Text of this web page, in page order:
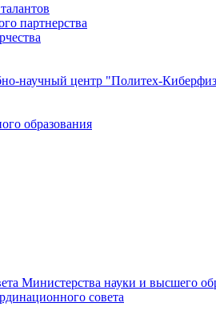
партнерства
научный центр "Политех-
образования
Министерства науки и высшего
совета